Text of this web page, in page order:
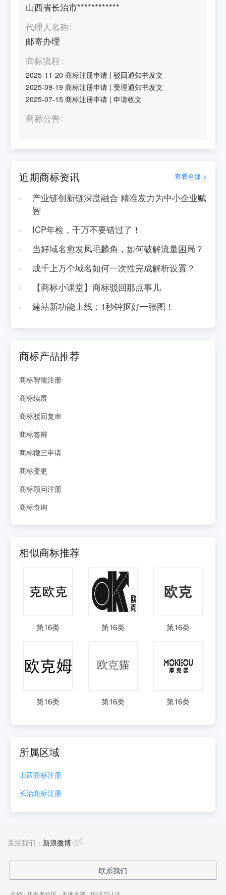
山西省长治市************
代理人名称
邮寄办理
商标流程
2025-11-20 商标注册申请 |驳回通知书发文
2025-09-19 商标注册申请 |受理通知书发文
2025-07-15 商标注册申请 |申请收文
商标公告
近期商标资讯 查看全部 >
产业链创新链深度融合 精准发力为中小企业赋
智
ICP年检，千万不要错过了！
当好域名愈发凤毛麟角，如何破解流量困局？
成千上万个域名如何一次性完成解析设置？
【商标小课堂】商标驳回那点事儿
建站新功能上线：1秒钟抠好一张图！
商标产品推荐
商标智能注册
商标续展
商标驳回复审
商标答辩
商标撤三申请
商标变更
商标顾问注册
商标查询
相似商标推荐
第16类 第16类 第16类
第16类 第16类 第16类
所属区域
山西商标注册
长治商标注册